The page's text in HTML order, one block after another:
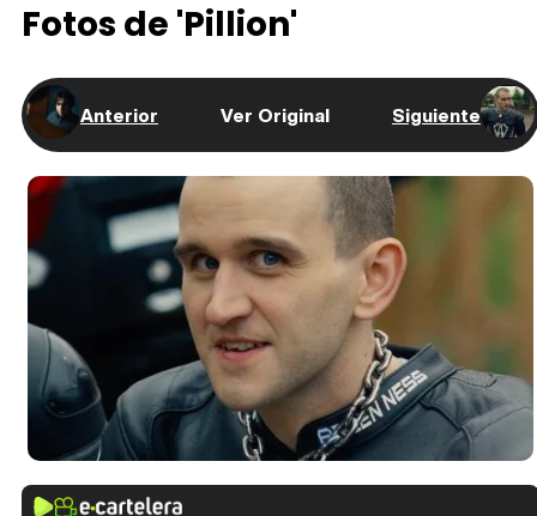
Fotos de 'Pillion'
Anterior Ver Original Siguiente